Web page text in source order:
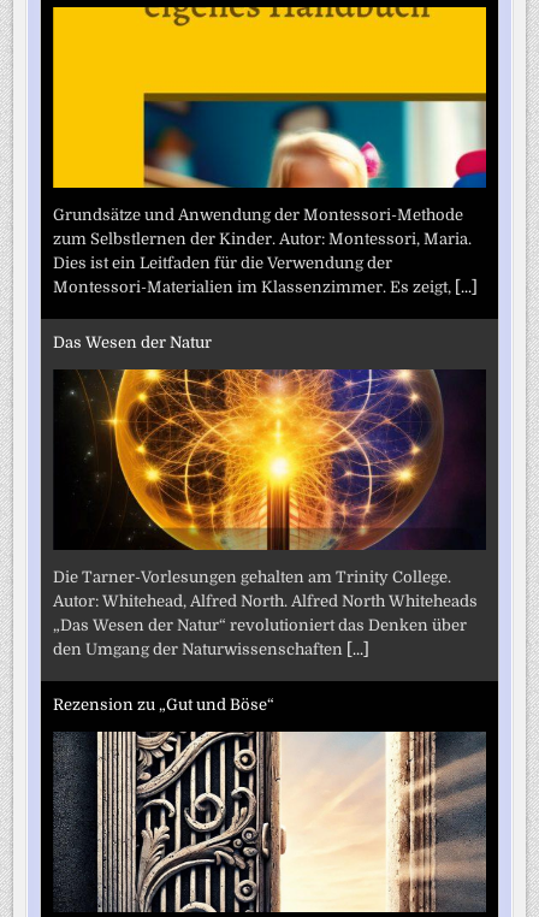
Grundsätze und Anwendung der Montessori-Methode
zum Selbstlernen der Kinder. Autor: Montessori, Maria.
Dies ist ein Leitfaden für die Verwendung der
Montessori-Materialien im Klassenzimmer. Es zeigt,
[...]
Das Wesen der Natur
Die Tarner-Vorlesungen gehalten am Trinity College.
Autor: Whitehead, Alfred North. Alfred North Whiteheads
„Das Wesen der Natur“ revolutioniert das Denken über
den Umgang der Naturwissenschaften
[...]
Rezension zu „Gut und Böse“